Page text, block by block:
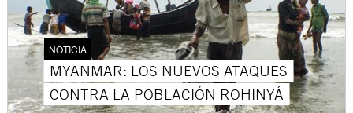
NOTICIA
MYANMAR: LOS NUEVOS ATAQUES
CONTRA LA POBLACIÓN ROHINYÁ